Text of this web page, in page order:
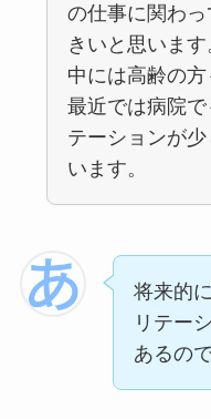
の仕事に関わ
きいと思いま
中には高齢の方
最近では病院
テーションが
います。
将来的
リテー
あるの